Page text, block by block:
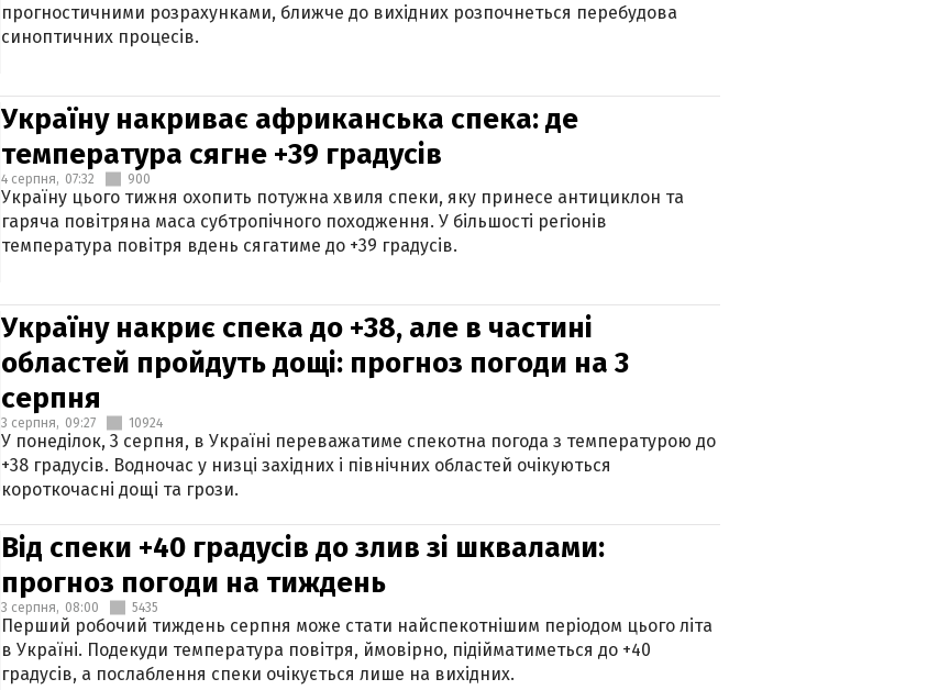
прогностичними розрахунками, ближче до вихідних розпочнеться перебудова
синоптичних процесів.
Україну накриває африканська спека: де
температура сягне +39 градусів
4 серпня, 07:32 900
Україну цього тижня охопить потужна хвиля спеки, яку принесе антициклон та
гаряча повітряна маса субтропічного походження. У більшості регіонів
температура повітря вдень сягатиме до +39 градусів.
Україну накриє спека до +38, але в частині
областей пройдуть дощі: прогноз погоди на 3
серпня
3 серпня, 09:27 10924
У понеділок, 3 серпня, в Україні переважатиме спекотна погода з температурою до
+38 градусів. Водночас у низці західних і північних областей очікуються
короткочасні дощі та грози.
Від спеки +40 градусів до злив зі шквалами:
прогноз погоди на тиждень
3 серпня, 08:00 5435
Перший робочий тиждень серпня може стати найспекотнішим періодом цього літа
в Україні. Подекуди температура повітря, ймовірно, підійматиметься до +40
градусів, а послаблення спеки очікується лише на вихідних.